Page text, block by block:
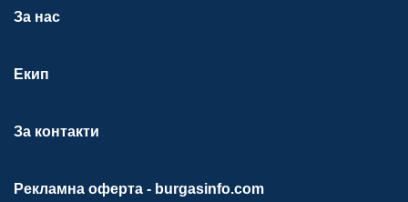
За нас
Екип
За контакти
Рекламна оферта - burgasinfo.com